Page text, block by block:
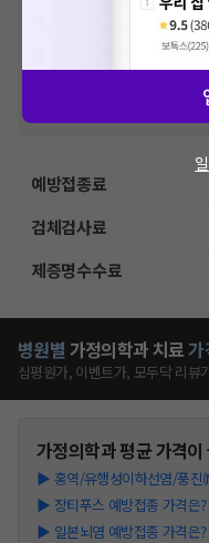
비급여 항목의 경우,추가비
한 가격은 해당 의료기관에 직
건강보
격입니다. (진료와 연관된 복합
산정될 수 있는 점 참고 바랍니
VAT 포
예방접종료
검체검사료
제증명수수료
병원별 가정의학과 치료가
심평원가, 이벤트가, 모두닥 리뷰
가정의학과평균 가격
▶ 홍역/유행성이하선염/풍진
▶ 장티푸스 예방접종 가격은
▶ 일본뇌염 예방접종 가격은